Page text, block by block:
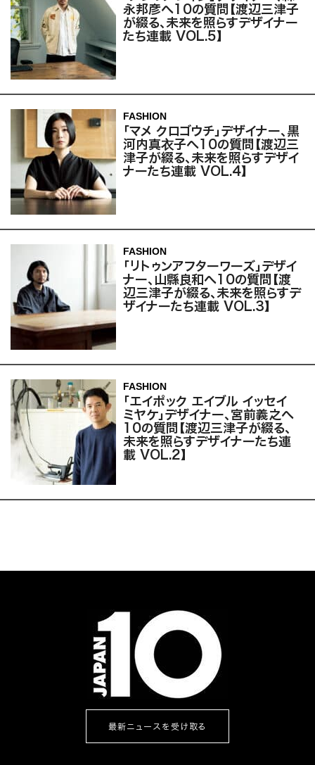
永邦彦へ10の質問【渡辺三津子
が綴る、未来を照らすデザイナー
たち連載 VOL.5】
FASHION
「マメ クロゴウチ」デザイナー、黒
河内真衣子へ10の質問【渡辺三
津子が綴る、未来を照らすデザイ
ナーたち連載 VOL.4】
FASHION
「リトゥンアフターワーズ」デザイ
ナー、山縣良和へ10の質問【渡
辺三津子が綴る、未来を照らすデ
ザイナーたち連載 VOL.3】
FASHION
「エイポック エイブル イッセイ
ミヤケ」デザイナー、宮前義之へ
10の質問【渡辺三津子が綴る、
未来を照らすデザイナーたち連
載 VOL.2】
最新ニュースを受け取る